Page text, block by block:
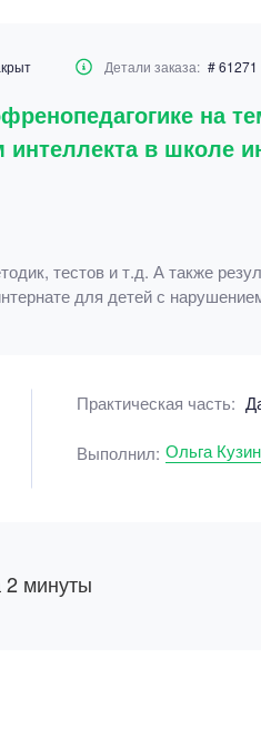
Детали заказа: # 61271
на
в школе
тестов и т.д. А также
для детей с
Практическая часть:
Выполнил: Ольга
2 минуты